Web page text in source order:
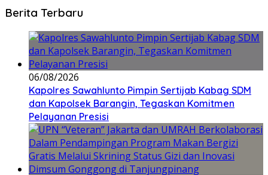
Berita Terbaru
06/08/2026
Kapolres Sawahlunto Pimpin Sertijab Kabag SDM
dan Kapolsek Barangin, Tegaskan Komitmen
Pelayanan Presisi